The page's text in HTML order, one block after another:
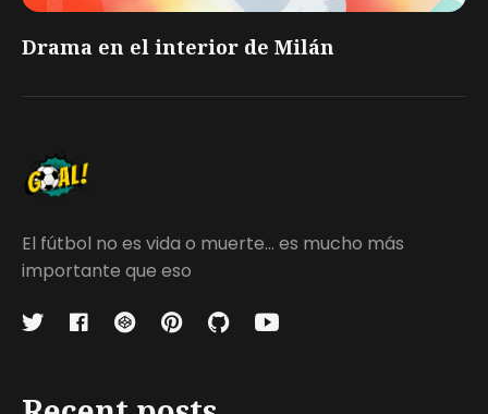
Drama en el interior de Milán
El fútbol no es vida o muerte... es mucho más
importante que eso